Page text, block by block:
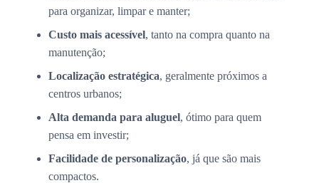
para organizar, limpar e manter;
Custo mais acessível, tanto na compra quanto na
manutenção;
Localização estratégica, geralmente próximos a
centros urbanos;
Alta demanda para aluguel, ótimo para quem
pensa em investir;
Facilidade de personalização, já que são mais
compactos.